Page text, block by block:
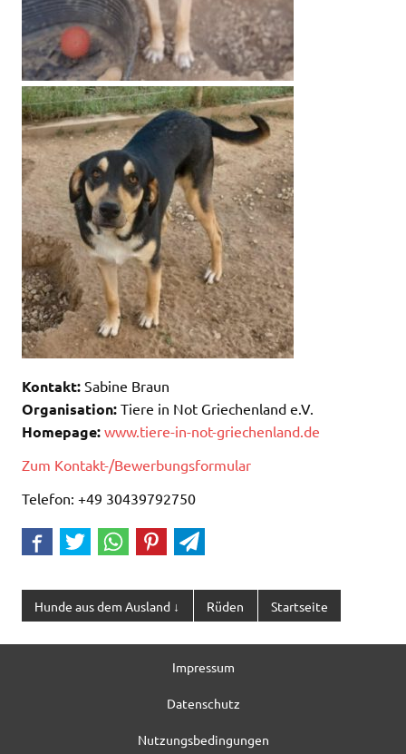
Kontakt: Sabine Braun
Organisation: Tiere in Not Griechenland e.V.
Homepage: www.tiere-in-not-griechenland.de
Zum Kontakt-/Bewerbungsformular
Telefon: +49 30439792750
Hunde aus dem Ausland ↓ Rüden Startseite
Impressum
Datenschutz
Nutzungsbedingungen